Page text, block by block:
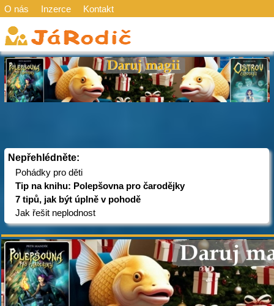
O nás Inzerce Kontakt
Nepřehlédněte:
Pohádky pro děti
Tip na knihu: Polepšovna pro čarodějky
7 tipů, jak být úplně v pohodě
Jak řešit neplodnost